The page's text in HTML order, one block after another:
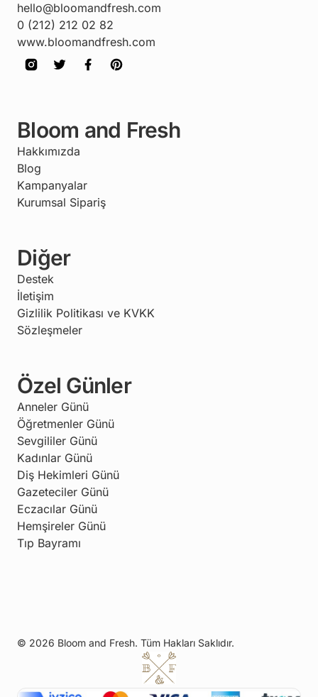
hello@bloomandfresh.com
0 (212) 212 02 82
www.bloomandfresh.com
Bloom and Fresh
Hakkımızda
Blog
Kampanyalar
Kurumsal Sipariş
Diğer
Destek
İletişim
Gizlilik Politikası ve KVKK
Sözleşmeler
Özel Günler
Anneler Günü
Öğretmenler Günü
Sevgililer Günü
Kadınlar Günü
Diş Hekimleri Günü
Gazeteciler Günü
Eczacılar Günü
Hemşireler Günü
Tıp Bayramı
© 2026 Bloom and Fresh. Tüm Hakları Saklıdır.